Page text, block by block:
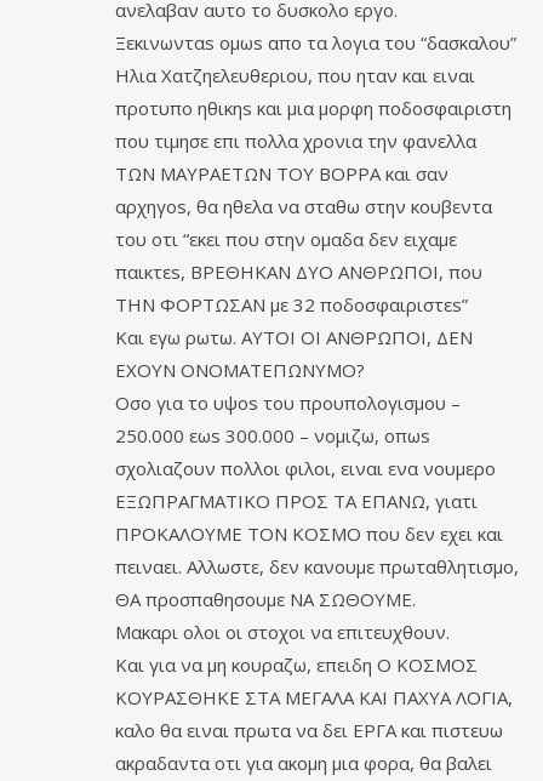
ανελαβαν αυτο το δυσκολο εργο.
Ξεκινωνταs ομωs απο τα λογια του “δασκαλου”
Ηλια Χατζηελευθεριου, που ηταν και ειναι
προτυπο ηθικηs και μια μορφη ποδοσφαιριστη
που τιμησε επι πολλα χρονια την φανελλα
ΤΩΝ ΜΑΥΡΑΕΤΩΝ ΤΟΥ ΒΟΡΡΑ και σαν
αρχηγοs, θα ηθελα να σταθω στην κουβεντα
του οτι “εκει που στην ομαδα δεν ειχαμε
παικτεs, ΒΡΕΘΗΚΑΝ ΔΥΟ ΑΝΘΡΩΠΟΙ, που
ΤΗΝ ΦΟΡΤΩΣΑΝ με 32 ποδοσφαιριστεs”
Και εγω ρωτω. ΑΥΤΟΙ ΟΙ ΑΝΘΡΩΠΟΙ, ΔΕΝ
ΕΧΟΥΝ ΟΝΟΜΑΤΕΠΩΝΥΜΟ?
Οσο για το υψοs του προυπολογισμου –
250.000 εωs 300.000 – νομιζω, οπωs
σχολιαζουν πολλοι φιλοι, ειναι ενα νουμερο
ΕΞΩΠΡΑΓΜΑΤΙΚΟ ΠΡΟΣ ΤΑ ΕΠΑΝΩ, γιατι
ΠΡΟΚΑΛΟΥΜΕ ΤΟΝ ΚΟΣΜΟ που δεν εχει και
πειναει. Αλλωστε, δεν κανουμε πρωταθλητισμο,
ΘΑ προσπαθησουμε ΝΑ ΣΩΘΟΥΜΕ.
Μακαρι ολοι οι στοχοι να επιτευχθουν.
Και για να μη κουραζω, επειδη Ο ΚΟΣΜΟΣ
ΚΟΥΡΑΣΘΗΚΕ ΣΤΑ ΜΕΓΑΛΑ ΚΑΙ ΠΑΧΥΑ ΛΟΓΙΑ,
καλο θα ειναι πρωτα να δει ΕΡΓΑ και πιστευω
ακραδαντα οτι για ακομη μια φορα, θα βαλει